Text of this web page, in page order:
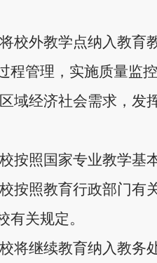
校外教学点纳入教育
程管理，实施质量监
域经济社会需求，发
按照国家专业教学基
按照教育行政部门有
有关规定。
将继续教育纳入教务